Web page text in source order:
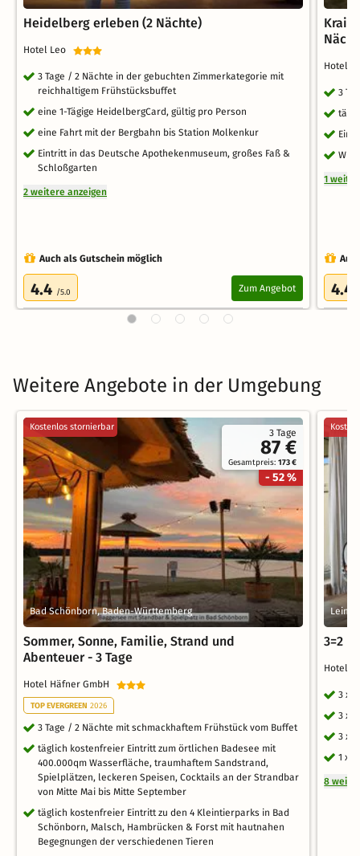
Heidelberg erleben (2 Nächte)
Hotel Leo
3 Tage / 2 Nächte in der gebuchten Zimmerkategorie mit
reichhaltigem Frühstücksbuffet
eine 1-Tägige HeidelbergCard, gültig pro Person
eine Fahrt mit der Bergbahn bis Station Molkenkur
Eintritt in das Deutsche Apothekenmuseum, großes Faß &
Schloßgarten
2 weitere anzeigen
Auch als Gutschein möglich
4.4 /5.0 Zum Angebot
Hotel
3
1
4.4
Weitere Angebote in der Umgebung
3 Tage
87 €
Gesamtpreis:173 €
- 52 %
Kostenlos stornierbar
Bad Schönborn, Baden-Württemberg
Sommer, Sonne, Familie, Strand und
Abenteuer - 3 Tage
Hotel Häfner GmbH
TOP EVERGREEN 2026
3 Tage / 2 Nächte mit schmackhaftem Frühstück vom Buffet
täglich kostenfreier Eintritt zum örtlichen Badesee mit
400.000qm Wasserfläche, traumhaftem Sandstrand,
Spielplätzen, leckeren Speisen, Cocktails an der Strandbar
von Mitte Mai bis Mitte September
täglich kostenfreier Eintritt zu den 4 Kleintierparks in Bad
Schönborn, Malsch, Hambrücken & Forst mit hautnahen
Begegnungen der verschiedenen Tieren
3=2
Hotel
3 x
3 x
3 x
1 x
8